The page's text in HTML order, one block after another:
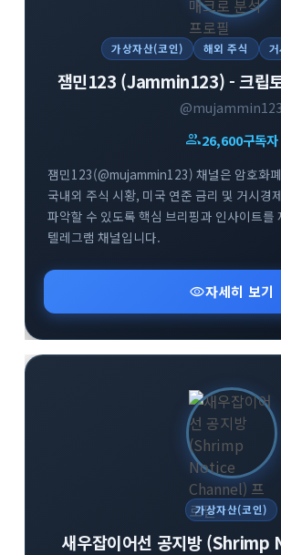
가상자산(코인) 해외 주식
잼민123 (Jammin123) - 크립토
@mujammin123
group26,600구독자
잼민123(@mujammin123) 채널은 암호화
국내외 주식 시황, 미국 연준 금리 및 거시경
파악할 수 있도록 핵심 브리핑과 인사이트를
텔레그램 채널입니다.
visibility자세히 보기
가상자산(코인)
새우잡이어선 공지방 (Shrimp